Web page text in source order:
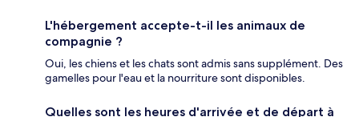
L'hébergement accepte-t-il les animaux de
compagnie ?
Oui, les chiens et les chats sont admis sans supplément. Des
gamelles pour l'eau et la nourriture sont disponibles.
Quelles sont les heures d'arrivée et de départ à